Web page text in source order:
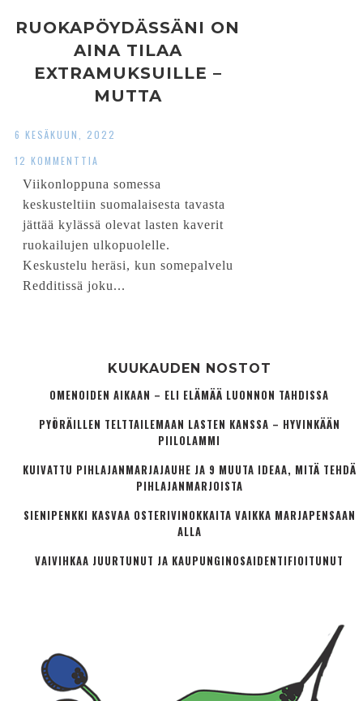
RUOKAPÖYDÄSSÄNI ON
AINA TILAA
EXTRAMUKSUILLE –
MUTTA
6 KESÄKUUN, 2022
12 KOMMENTTIA
Viikonloppuna somessa
keskusteltiin suomalaisesta tavasta
jättää kylässä olevat lasten kaverit
ruokailujen ulkopuolelle.
Keskustelu heräsi, kun somepalvelu
Redditissä joku...
KUUKAUDEN NOSTOT
OMENOIDEN AIKAAN – ELI ELÄMÄÄ LUONNON TAHDISSA
PYÖRÄILLEN TELTTAILEMAAN LASTEN KANSSA – HYVINKÄÄN
PIILOLAMMI
KUIVATTU PIHLAJANMARJAJAUHE JA 9 MUUTA IDEAA, MITÄ TEHDÄ
PIHLAJANMARJOISTA
SIENIPENKKI KASVAA OSTERIVINOKKAITA VAIKKA MARJAPENSAAN
ALLA
VAIVIHKAA JUURTUNUT JA KAUPUNGINOSA­IDENTIFIOITUNUT